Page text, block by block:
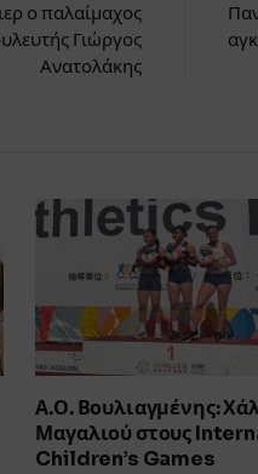
ο παλαίμαχος
Γιώργος
Ανατολάκης
Α.Ο. Βουλιαγμένης:
Μαγαλιού στους
Children’s Games